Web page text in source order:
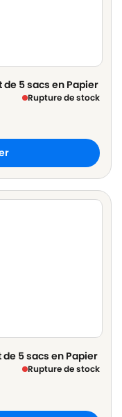
de 5 sacs en Papier
Rupture de stock
de 5 sacs en Papier
Rupture de stock